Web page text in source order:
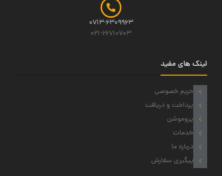
0713-6309963
021-66710703
لینک های مفید
حریم خصوصی
پرداخت و دریافت
پروموشن
خدمات
درباره ما
پیگیری سفارش